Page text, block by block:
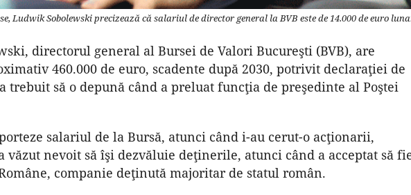
Ludwik Sobolewski precizează că salariul de director general la BVB este de 14.000 de euro
directorul general al Bursei de Valori Bucureşti (BVB), are
460.000 de euro, scadente după 2030, potrivit declaraţiei de
trebuit să o depună când a preluat funcţia de preşedinte al Poştei
salariul de la Bursă, atunci când i-au cerut-o acţionarii,
văzut nevoit să îşi dezvăluie deţinerile, atunci când a acceptat să
companie deţinută majoritar de statul român.